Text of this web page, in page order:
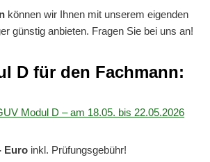
können wir Ihnen mit unserem eigenden
günstig anbieten. Fragen Sie bei uns an!
D für den Fachmann:
Modul D – am 18.05. bis 22.05.2026
Euro inkl. Prüfungsgebühr!